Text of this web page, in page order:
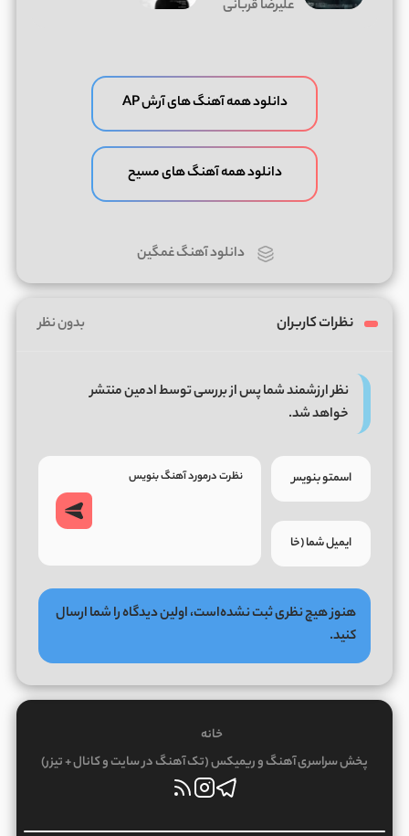
علیرضا قربانی
دانلود همه آهنگ های آرش AP
دانلود همه آهنگ های مسیح
دانلود آهنگ غمگین
نظرات کاربران بدون نظر
نظر ارزشمند شما پس از بررسی توسط ادمین منتشر
خواهد شد.
هنوز هیچ نظری ثبت نشده‌است، اولین دیدگاه را شما ارسال
کنید.
خانه
پخش سراسری آهنگ و ریمیکس (تک آهنگ در سایت و کانال + تیزر)